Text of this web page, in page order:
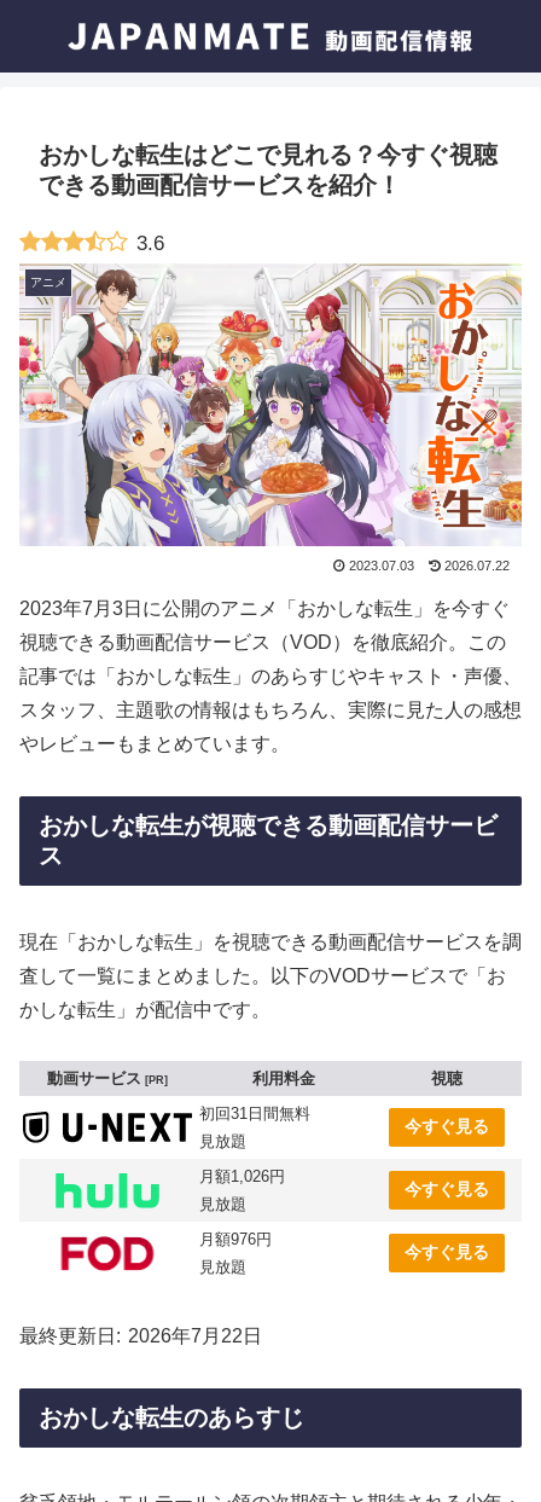
おかしな転生はどこで見れる？今すぐ視聴
できる動画配信サービスを紹介！
3.6
アニメ
2023.07.03 2026.07.22
2023年7月3日に公開のアニメ「おかしな転生」を今すぐ
視聴できる動画配信サービス（VOD）を徹底紹介。この
記事では「おかしな転生」のあらすじやキャスト・声優、
スタッフ、主題歌の情報はもちろん、実際に見た人の感想
やレビューもまとめています。
おかしな転生が視聴できる動画配信サービ
ス
現在「おかしな転生」を視聴できる動画配信サービスを調
査して一覧にまとめました。以下のVODサービスで「お
かしな転生」が配信中です。
動画サービス PR 利用料金
視聴
初回31日間無料
見放題
今すぐ見る
月額1,026円
見放題
今すぐ見る
月額976円
見放題
今すぐ見る
最終更新日 2026年7月22日
おかしな転生のあらすじ